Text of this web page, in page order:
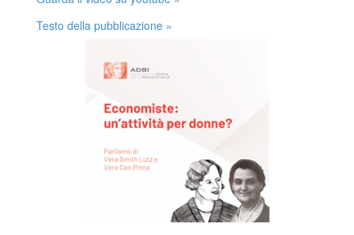
Testo della pubblicazione »